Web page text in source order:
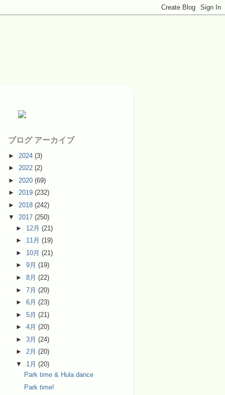
ブログ アーカイブ
► 2024 (3)
► 2022 (2)
► 2020 (69)
► 2019 (232)
► 2018 (242)
▼ 2017 (250)
► 12月(21)
► 11月(19)
► 10月(21)
►9月(19)
►8月(22)
►7月(20)
►6月(23)
►5月(21)
►4月(20)
►3月(24)
►2月(20)
▼ 1月(20)
Park time & Hula dance
Park time!